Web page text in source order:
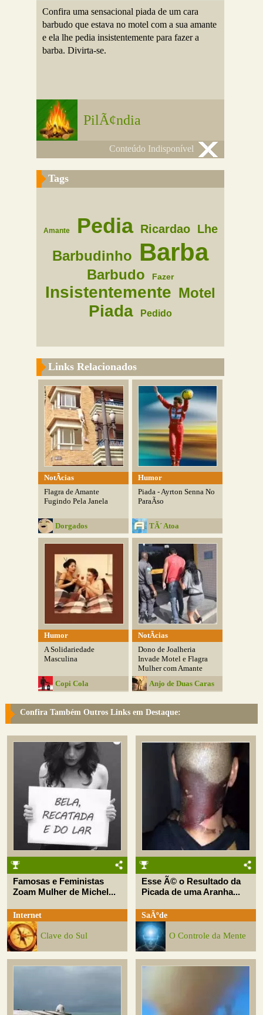
Confira uma sensacional piada de um cara
barbudo que estava no motel com a sua amante
e ela lhe pedia insistentemente para fazer a
barba. Divirta-se.
PilÃ¢ndia
Conteúdo Indisponível
Tags
Amante Pedia Ricardao Lhe
Barbudinho Barba
Barbudo Fazer
Insistentemente Motel
Piada Pedido
Links Relacionados
NotÃ­cias
Flagra de Amante
Fugindo Pela Janela
Dorgados
Humor
Piada - Ayrton Senna No
ParaÃ­so
TÃ´ Atoa
Humor
A Solidariedade
Masculina
Copi Cola
NotÃ­cias
Dono de Joalheria
Invade Motel e Flagra
Mulher com Amante
Anjo de Duas Caras
Confira Também Outros Links em Destaque:
Famosas e Feministas
Zoam Mulher de Michel...
Internet
Clave do Sul
Esse Ã© o Resultado da
Picada de uma Aranha...
SaÃºde
O Controle da Mente